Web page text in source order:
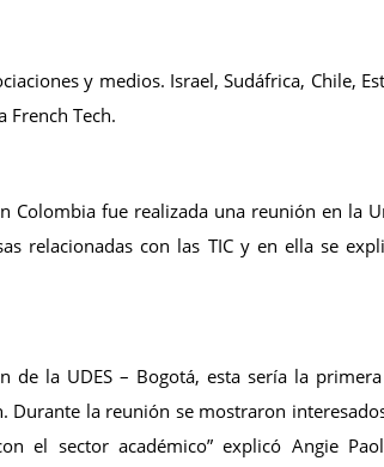
y medios. Israel, Sudáfrica, Chile,
French Tech.
Colombia fue realizada una reunión en la
relacionadas con las TIC y en ella se
la UDES – Bogotá, esta sería la
Durante la reunión se mostraron
el sector académico” explicó Angie